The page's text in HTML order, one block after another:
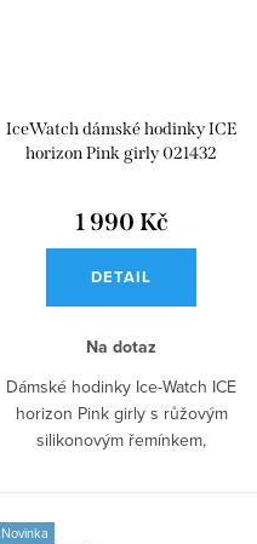
IceWatch dámské hodinky ICE
horizon Pink girly 021432
1 990 Kč
DETAIL
Na dotaz
Dámské hodinky Ice-Watch ICE
horizon Pink girly s růžovým
silikonovým řemínkem,
Novinka